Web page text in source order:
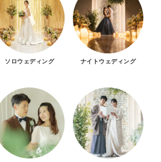
ソロウェディング ナイトウェディング